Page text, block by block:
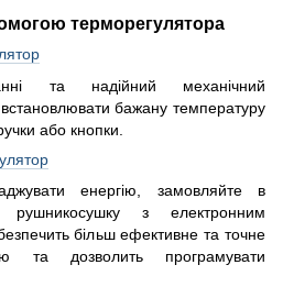
терморегулятора
та надійний механічний
бажану температуру
або кнопки.
енергію, замовляйте в
рушникосушку з електронним
більш ефективне та точне
та дозволить програмувати